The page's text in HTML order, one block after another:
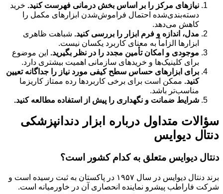
نیازهای مرکز را بر اساس بخش درمانی فهرست کنید. خرید
دسته‌بندی‌شده احتمال فراموش‌شدن ابزارهای مکمل را
کاهش می‌دهد.
مدل، اندازه و فرم ابزار را بررسی کنید. شباهت ظاهری
ابزارها الزاماً به معنای کاربرد یکسان نیست.
موجودی و امکان تأمین مجدد را در نظر بگیرید. این موضوع
برای کلینیک‌ها و خریدهای سازمانی اهمیت بیشتری دارد.
برای ابزارهای حساس سطح کیفی مورد نیاز را جداگانه تعیین
کنید. ممکن است برای برخی کاربردها رده ممتاز کاریزما
مناسب‌تر باشد.
شرایط ضمانت و نگهداری را پیش از استفاده مطالعه کنید.
سؤالات متداول درباره ابزار دندانپزشکی
دنتال دیوایس
دنتال دیوایس متعلق به کدام کشور است؟
برند دنتال دیوایس در سال ۱۹۵۷ در پاکستان به ثبت رسیده است و
شرکت فاراطب پیشرو نماینده انحصاری آن در خاورمیانه است.